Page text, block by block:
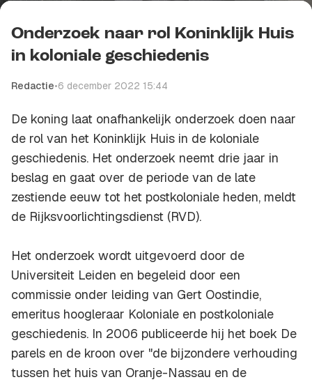
Kopieer link
Onderzoek naar rol Koninklijk Huis
in koloniale geschiedenis
Redactie•6 december 2022 15:44
De koning laat onafhankelijk onderzoek doen naar
de rol van het Koninklijk Huis in de koloniale
geschiedenis. Het onderzoek neemt drie jaar in
beslag en gaat over de periode van de late
zestiende eeuw tot het postkoloniale heden, meldt
de Rijksvoorlichtingsdienst (RVD).
Het onderzoek wordt uitgevoerd door de
Universiteit Leiden en begeleid door een
commissie onder leiding van Gert Oostindie,
emeritus hoogleraar Koloniale en postkoloniale
geschiedenis. In 2006 publiceerde hij het boek De
parels en de kroon over "de bijzondere verhouding
tussen het huis van Oranje-Nassau en de